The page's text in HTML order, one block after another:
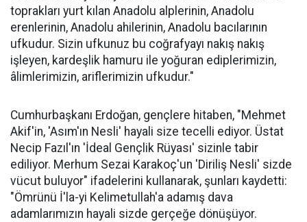
toprakları yurt kılan Anadolu alplerinin, Anadolu
erenlerinin, Anadolu ahilerinin, Anadolu bacılarının
ufkudur. Sizin ufkunuz bu coğrafyayı nakış nakış
işleyen, kardeşlik hamuru ile yoğuran ediplerimizin,
âlimlerimizin, ariflerimizin ufkudur."
Cumhurbaşkanı Erdoğan, gençlere hitaben, "Mehmet
Akif'in, 'Asım'ın Nesli' hayali size tecelli ediyor. Üstat
Necip Fazıl'ın 'İdeal Gençlik Rüyası' sizinle tabir
ediliyor. Merhum Sezai Karakoç'un 'Diriliş Nesli' sizde
vücut buluyor" ifadelerini kullanarak, şunları kaydetti:
"Ömrünü İ'la-yi Kelimetullah'a adamış dava
adamlarımızın hayali sizde gerçeğe dönüşüyor.